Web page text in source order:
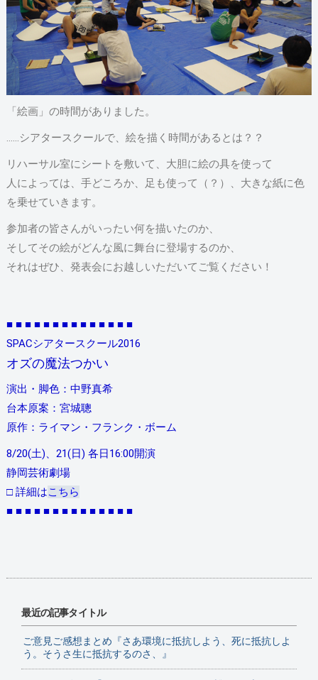
「絵画」の時間がありました。
……シアタースクールで、絵を描く時間があるとは？？
リハーサル室にシートを敷いて、大胆に絵の具を使って
人によっては、手どころか、足も使って（？）、大きな紙に色
を乗せていきます。
参加者の皆さんがいったい何を描いたのか、
そしてその絵がどんな風に舞台に登場するのか、
それはぜひ、発表会にお越しいただいてご覧ください！
■ ■ ■ ■ ■ ■ ■ ■ ■ ■ ■ ■ ■ ■
SPACシアタースクール2016
オズの魔法つかい
演出・脚色：中野真希
台本原案：宮城聰
原作：ライマン・フランク・ボーム
8/20(土)、21(日) 各日16:00開演
静岡芸術劇場
□ 詳細はこちら
■ ■ ■ ■ ■ ■ ■ ■ ■ ■ ■ ■ ■ ■
最近の記事タイトル
ご意見ご感想まとめ『さあ環境に抵抗しよう、死に抵抗しよ
う。そうさ生に抵抗するのさ、』